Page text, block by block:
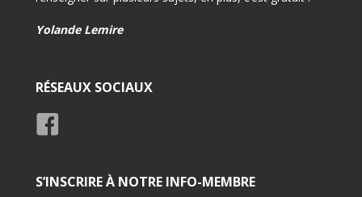
Yolande Lemire
RÉSEAUX SOCIAUX
S’INSCRIRE À NOTRE INFO-MEMBRE